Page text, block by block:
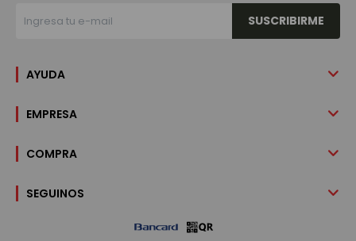
SUSCRIBIRME
AYUDA
EMPRESA
COMPRA
SEGUINOS